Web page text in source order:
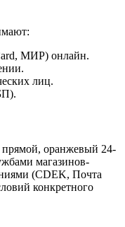
МИР) онлайн.
лиц.
прямой, оранжевый 24-
магазинов-
(CDEK, Почта
конкретного